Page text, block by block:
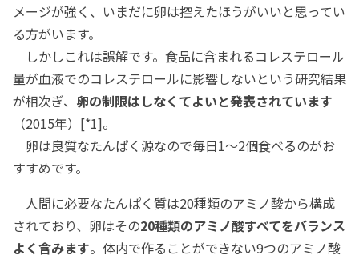
メージが強く、いまだに卵は控えたほうがいいと思ってい
る方がいます。
しかしこれは誤解です。食品に含まれるコレステロール
量が血液でのコレステロールに影響しないという研究結果
が相次ぎ、 卵の制限はしなくてよいと発表されています
（2015年）[*1]。
卵は良質なたんぱく源なので毎日1～2個食べるのがお
すすめです。
人間に必要なたんぱく質は20種類のアミノ酸から構成
されており、卵はその20種類のアミノ酸すべてをバランス
よく含みます。体内で作ることができない9つのアミノ酸